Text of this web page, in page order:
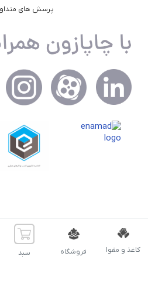
کاغذ و مقوا فروشگاه سبد
پرسش های
تمام حقوق مادی و معنوی سایت برای
چاپازون ) محفوظ